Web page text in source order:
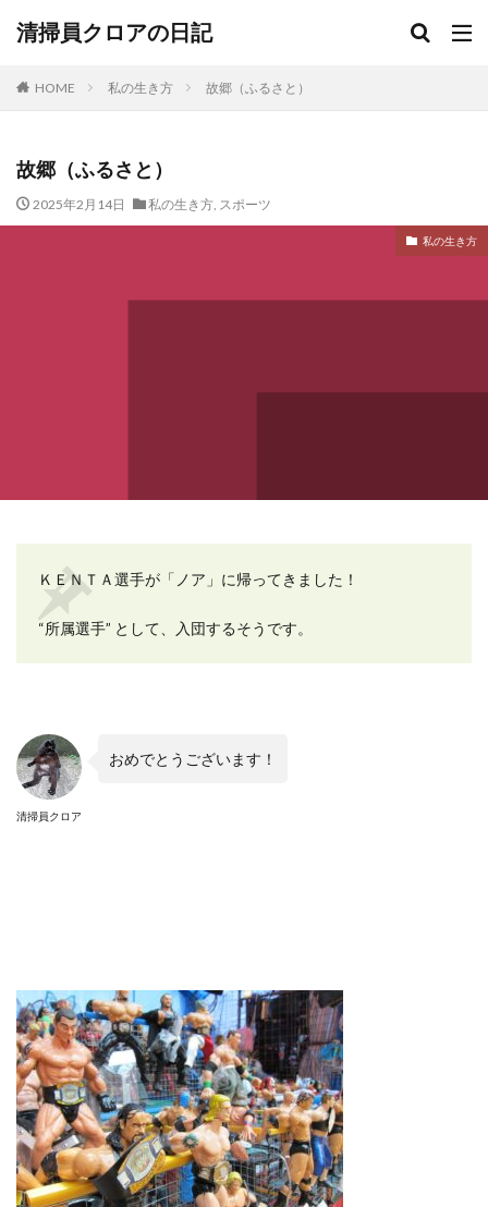
清掃員クロアの日記
HOME 私の生き方 故郷（ふるさと）
故郷（ふるさと）
2025年2月14日 私の生き方, スポーツ
私の生き方
ＫＥＮＴＡ選手が「ノア」に帰ってきました！
“所属選手” として、入団するそうです。
清掃員クロア
おめでとうございます！